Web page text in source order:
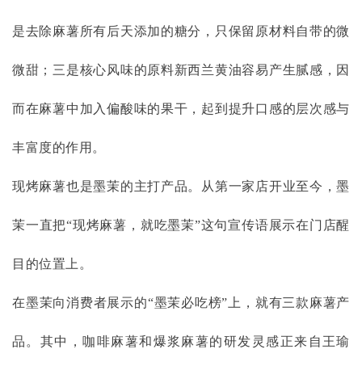
是去除麻薯所有后天添加的糖分，只保留原材料自带的微
微甜；三是核心风味的原料新西兰黄油容易产生腻感，因
而在麻薯中加入偏酸味的果干，起到提升口感的层次感与
丰富度的作用。
现烤麻薯也是墨茉的主打产品。从第一家店开业至今，墨
茉一直把“现烤麻薯，就吃墨茉”这句宣传语展示在门店醒
目的位置上。
在墨茉向消费者展示的“墨茉必吃榜”上，就有三款麻薯产
品。其中，咖啡麻薯和爆浆麻薯的研发灵感正来自王瑜